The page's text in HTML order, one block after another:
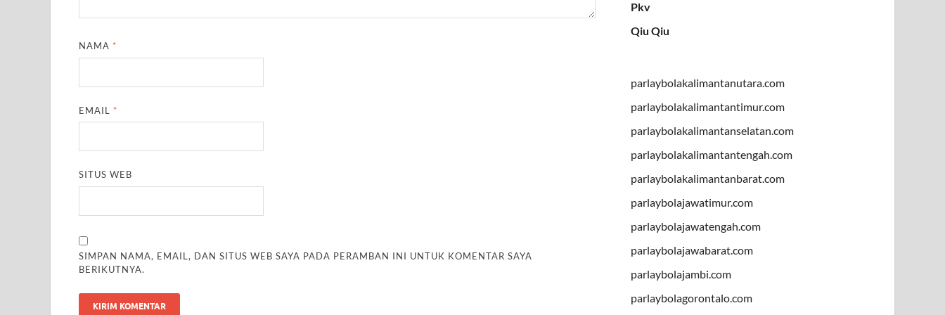
NAMA *
EMAIL *
SITUS WEB
SIMPAN NAMA, EMAIL, DAN SITUS WEB SAYA PADA PERAMBAN INI UNTUK KOMENTAR SAYA
BERIKUTNYA.
Pkv
Qiu Qiu
parlaybolakalimantanutara.com
parlaybolakalimantantimur.com
parlaybolakalimantanselatan.com
parlaybolakalimantantengah.com
parlaybolakalimantanbarat.com
parlaybolajawatimur.com
parlaybolajawatengah.com
parlaybolajawabarat.com
parlaybolajambi.com
parlaybolagorontalo.com